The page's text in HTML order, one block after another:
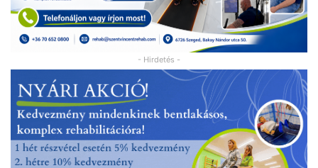
- Hirdetés -